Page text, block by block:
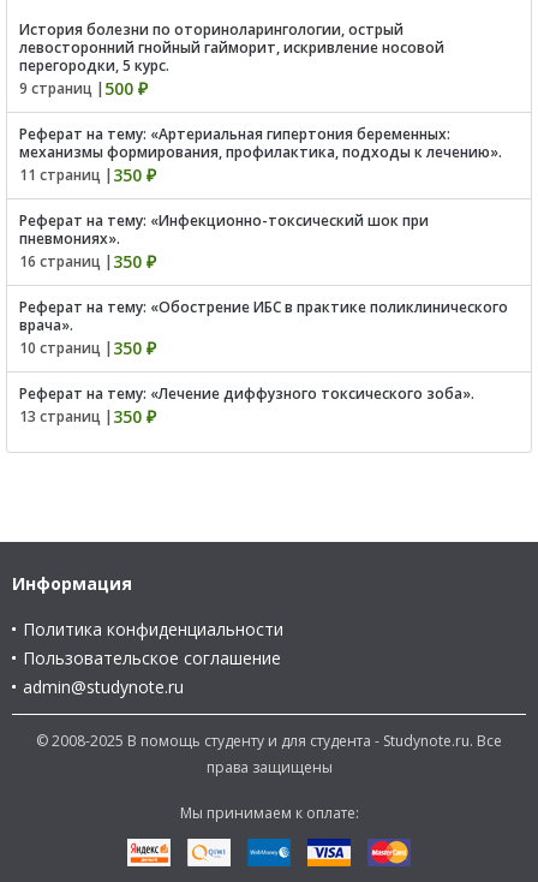
История болезни по оториноларингологии, острый
левосторонний гнойный гайморит, искривление носовой
перегородки, 5 курс.
9 страниц | 500 ₽
Реферат на тему: «Артериальная гипертония беременных:
механизмы формирования, профилактика, подходы к лечению».
11 страниц | 350 ₽
Реферат на тему: «Инфекционно-токсический шок при
пневмониях».
16 страниц | 350 ₽
Реферат на тему: «Обострение ИБС в практике поликлинического
врача».
10 страниц | 350 ₽
Реферат на тему: «Лечение диффузного токсического зоба».
13 страниц | 350 ₽
Информация
Политика конфиденциальности
Пользовательское соглашение
admin@studynote.ru
© 2008-2025 В помощь студенту и для студента - Studynote.ru. Все
права защищены
Мы принимаем к оплате: